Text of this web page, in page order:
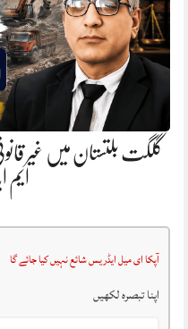
گلگت بلتستان میں غیر
ایم
آپکا ای میل ایڈریس شائع نہیں کیا جائے گا
اپنا تبصرہ لکھیں